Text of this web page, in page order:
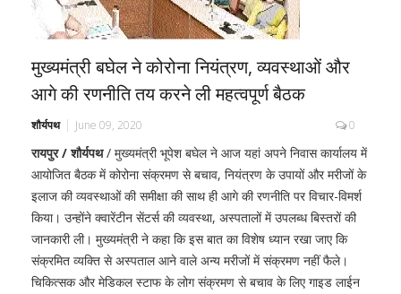
मुख्यमंत्री बघेल ने कोरोना नियंत्रण, व्यवस्थाओं और
आगे की रणनीति तय करने ली महत्वपूर्ण बैठक
शौर्यपथ June 09, 2020 0
रायपुर / शौर्यपथ/ मुख्यमंत्री भूपेश बघेल ने आज यहां अपने निवास कार्यालय में
आयोजित बैठक में कोरोना संक्रमण से बचाव, नियंत्रण के उपायों और मरीजों के
इलाज की व्यवस्थाओं की समीक्षा की साथ ही आगे की रणनीति पर विचार-विमर्श
किया। उन्होंने क्वारेंटीन सेंटर्स की व्यवस्था, अस्पतालों में उपलब्ध बिस्तरों की
जानकारी ली। मुख्यमंत्री ने कहा कि इस बात का विशेष ध्यान रखा जाए कि
संक्रमित व्यक्ति से अस्पताल आने वाले अन्य मरीजों में संक्रमण नहीं फैले।
चिकित्सक और मेडिकल स्टाफ के लोग संक्रमण से बचाव के लिए गाइड लाईन